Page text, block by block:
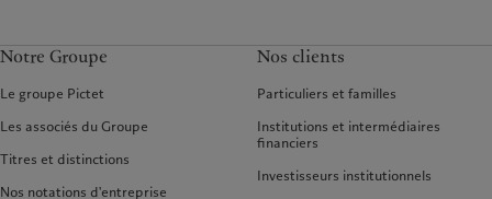
Notre Groupe
Le groupe Pictet
Les associés du Groupe
Titres et distinctions
Nos notations d'entreprise
Nos clients
Particuliers et familles
Institutions et intermédiaires
financiers
Investisseurs institutionnels